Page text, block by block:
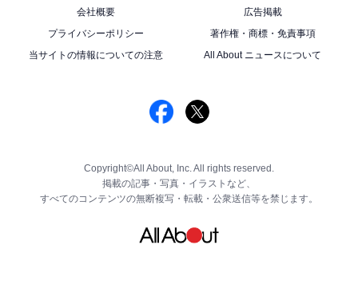
会社概要
広告掲載
プライバシーポリシー
著作権・商標・免責事項
当サイトの情報についての注意
All About ニュースについて
Copyright©All About, Inc. All rights reserved.
掲載の記事・写真・イラストなど、
すべてのコンテンツの無断複写・転載・公衆送信等を禁じます。